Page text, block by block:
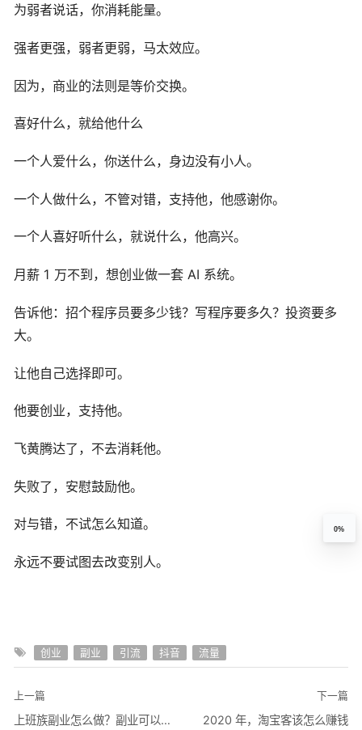
为弱者说话，你消耗能量。
强者更强，弱者更弱，马太效应。
因为，商业的法则是等价交换。
喜好什么，就给他什么
一个人爱什么，你送什么，身边没有小人。
一个人做什么，不管对错，支持他，他感谢你。
一个人喜好听什么，就说什么，他高兴。
月薪 1 万不到，想创业做一套 AI 系统。
告诉他：招个程序员要多少钱？写程序要多久？投资要多
大。
让他自己选择即可。
他要创业，支持他。
飞黄腾达了，不去消耗他。
失败了，安慰鼓励他。
对与错，不试怎么知道。
永远不要试图去改变别人。
创业 副业 引流 抖音 流量
上一篇
上班族副业怎么做？副业可以这样赚钱
下一篇
2020 年，淘宝客该怎么赚钱
0%